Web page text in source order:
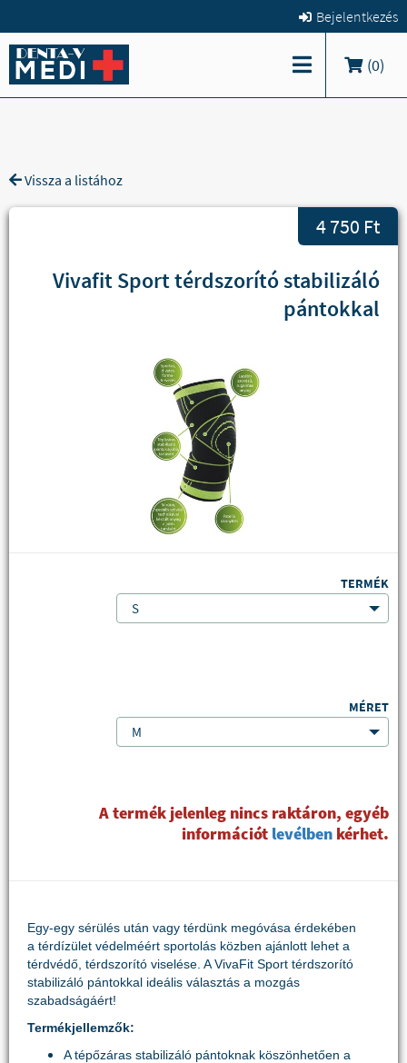
Bejelentkezés
(0)
Vissza a listához
4 750 Ft
Vivafit Sport térdszorító stabilizáló
pántokkal
TERMÉK
S
MÉRET
M
A termék jelenleg nincs raktáron, egyéb
információt levélben kérhet.
Egy-egy sérülés után vagy térdünk megóvása érdekében
a térdízület védelméért sportolás közben ajánlott lehet a
térdvédő, térdszorító viselése. A VivaFit Sport térdszorító
stabilizáló pántokkal ideális választás a mozgás
szabadságáért!
Termékjellemzők:
A tépőzáras stabilizáló pántoknak köszönhetően a